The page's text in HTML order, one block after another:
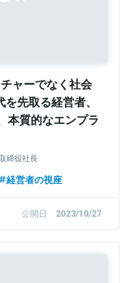
ャーでなく社会
先取る経営者、
本質的なエンプラ
締役社長
経営者の視座
公開日 2023/10/27